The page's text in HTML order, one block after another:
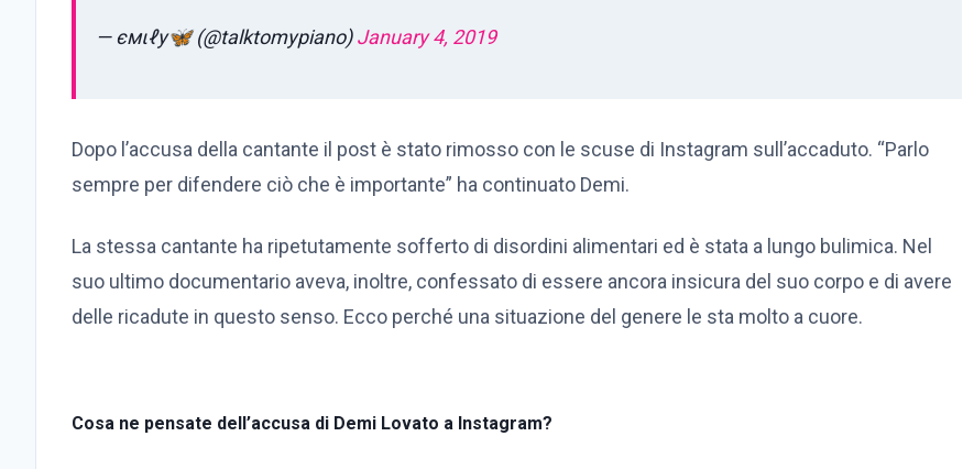
— ємιℓу🦋 (@talktomypiano)January 4, 2019
Dopo l’accusa della cantante il post è stato rimosso con le scuse di Instagram sull’accaduto. “Parlo
sempre per difendere ciò che è importante” ha continuato Demi.
La stessa cantante ha ripetutamente sofferto di disordini alimentari ed è stata a lungo bulimica. Nel
suo ultimo documentario aveva, inoltre, confessato di essere ancora insicura del suo corpo e di avere
delle ricadute in questo senso. Ecco perché una situazione del genere le sta molto a cuore.
Cosa ne pensate dell’accusa di Demi Lovato a Instagram?